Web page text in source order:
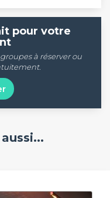
pour votre
à réserver ou